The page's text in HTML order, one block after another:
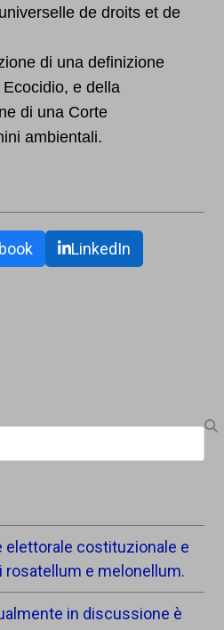
de droits et de
di una definizione
e della
di una Corte
ambientali.
LinkedIn
elettorale costituzionale e
rosatellum e melonellum.
in discussione è